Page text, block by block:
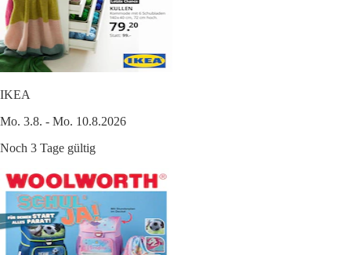
IKEA
Mo. 3.8. - Mo. 10.8.2026
Noch 3 Tage gültig